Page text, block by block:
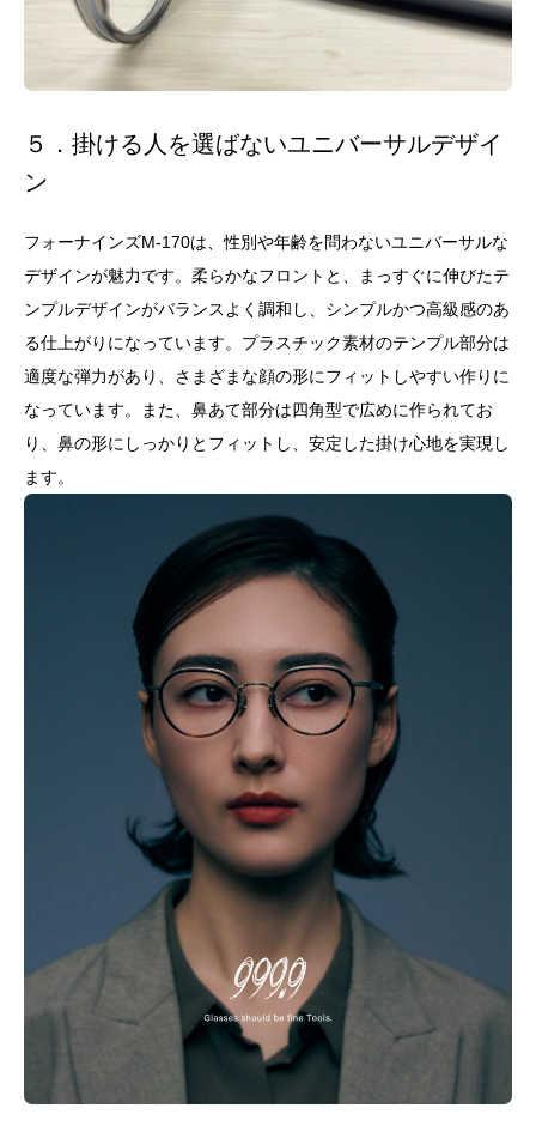
５．掛ける人を選ばないユニバーサルデザイ
ン
フォーナインズM-170は、性別や年齢を問わないユニバーサルな
デザインが魅力です。柔らかなフロントと、まっすぐに伸びたテ
ンプルデザインがバランスよく調和し、シンプルかつ高級感のあ
る仕上がりになっています。プラスチック素材のテンプル部分は
適度な弾力があり、さまざまな顔の形にフィットしやすい作りに
なっています。また、鼻あて部分は四角型で広めに作られてお
り、鼻の形にしっかりとフィットし、安定した掛け心地を実現し
ます。